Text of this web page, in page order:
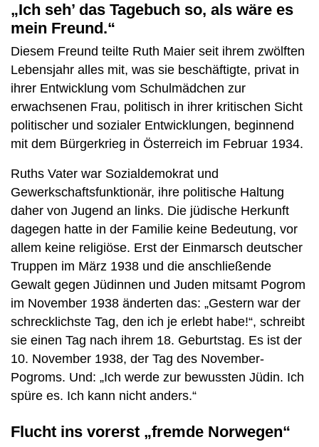
„Ich seh’ das Tagebuch so, als wäre es
mein Freund.“
Diesem Freund teilte Ruth Maier seit ihrem zwölften
Lebensjahr alles mit, was sie beschäftigte, privat in
ihrer Entwicklung vom Schulmädchen zur
erwachsenen Frau, politisch in ihrer kritischen Sicht
politischer und sozialer Entwicklungen, beginnend
mit dem Bürgerkrieg in Österreich im Februar 1934.
Ruths Vater war Sozialdemokrat und
Gewerkschaftsfunktionär, ihre politische Haltung
daher von Jugend an links. Die jüdische Herkunft
dagegen hatte in der Familie keine Bedeutung, vor
allem keine religiöse. Erst der Einmarsch deutscher
Truppen im März 1938 und die anschließende
Gewalt gegen Jüdinnen und Juden mitsamt Pogrom
im November 1938 änderten das: „Gestern war der
schrecklichste Tag, den ich je erlebt habe!“, schreibt
sie einen Tag nach ihrem 18. Geburtstag. Es ist der
10. November 1938, der Tag des November-
Pogroms. Und: „Ich werde zur bewussten Jüdin. Ich
spüre es. Ich kann nicht anders.“
Flucht ins vorerst „fremde Norwegen“